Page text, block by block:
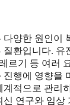
다양한 원인이
환입니다. 유
르기 등 여러
행에 영향을
계적으로 관리
신 연구와 임상